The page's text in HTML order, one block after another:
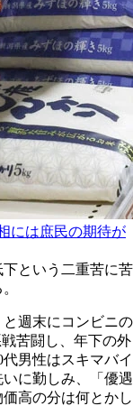
には庶民の期待が
という二重苦に苦
週末にコンビニの
苦闘し、年下の外
男性はスキマバイ
に勤しみ、「優遇
高の分は何とかし